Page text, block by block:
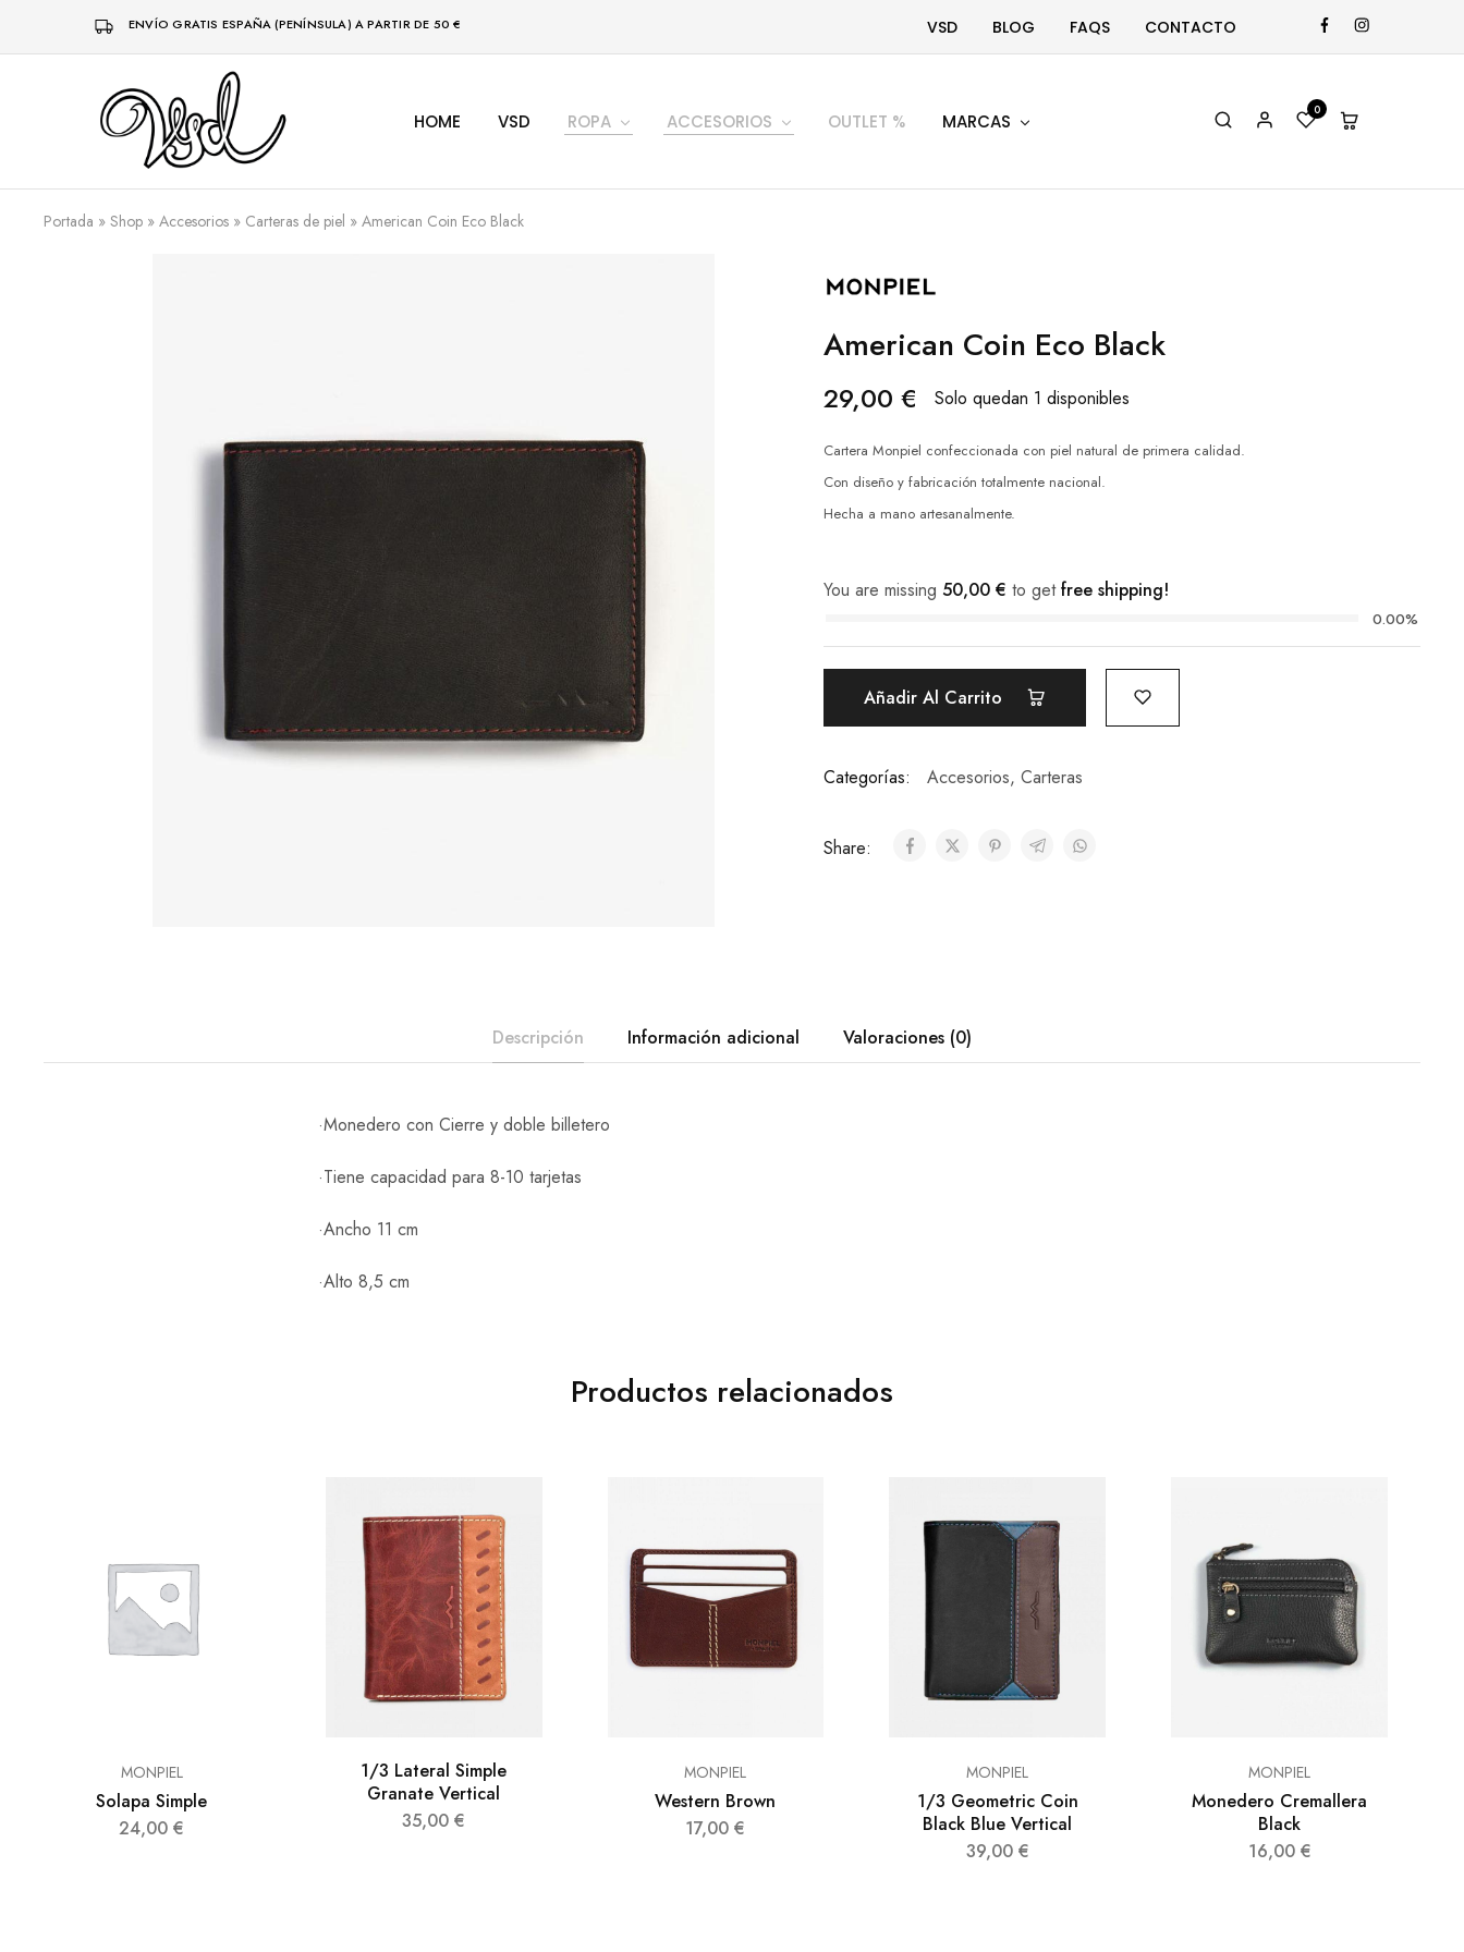
ENVÍO GRATIS ESPAÑA (PENÍNSULA) A PARTIR DE 50 € VSD BLOG FAQS CONTACTO
Vsd
Ropa
complementos
1996
HOME VSD ROPA ACCESORIOS OUTLET % MARCAS
0
Portada » Shop » Accesorios » Carteras de piel » American Coin Eco Black
American Coin Eco Black
29,00 € Solo quedan 1 disponibles
Cartera Monpiel confeccionada con piel natural de primera calidad.
Con diseño y fabricación totalmente nacional.
Hecha a mano artesanalmente.
You are missing 50,00 € to getfree shipping!
0.00%
Añadir Al Carrito
Categorías: Accesorios, Carteras
Share:
Descripción Información adicional Valoraciones (0)
·Monedero con Cierre y doble billetero
·Tiene capacidad para 8-10 tarjetas
·Ancho 11 cm
·Alto 8,5 cm
Productos relacionados
MONPIEL
Solapa Simple
24,00€
1/3 Lateral Simple
Granate Vertical
35,00€
MONPIEL
Western Brown
17,00€
MONPIEL
1/3 Geometric Coin
Black Blue Vertical
39,00 €
MONPIEL
Monedero Cremallera
Black
16,00 €